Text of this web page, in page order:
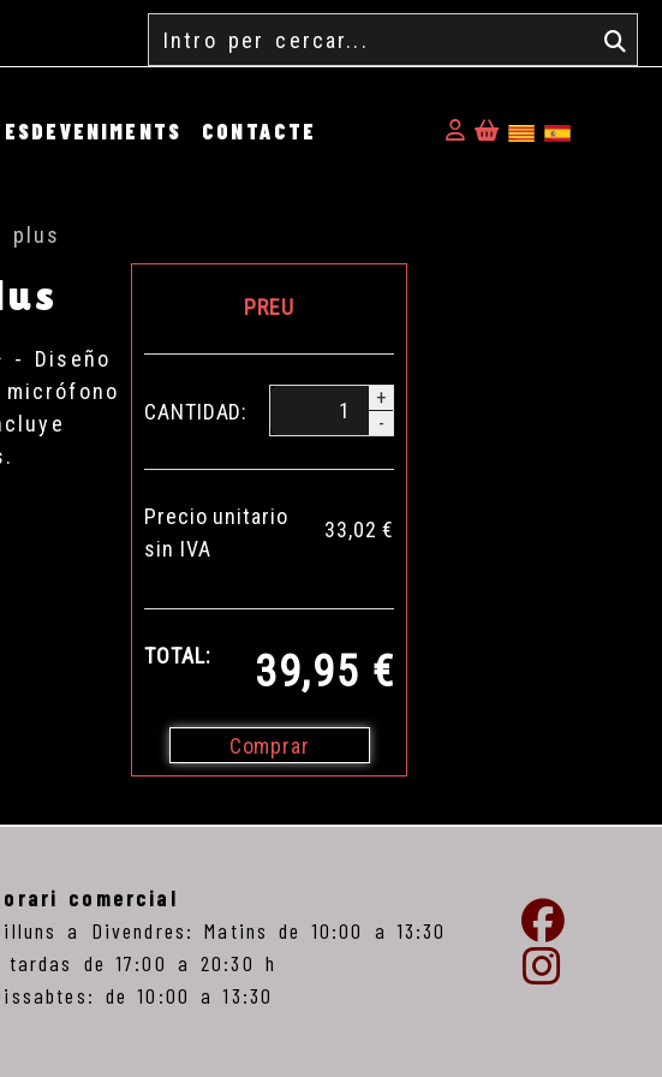
Cercar
ESDEVENIMENTS CONTACTE Identifícat
plus
- Diseño
PREU
CANTIDAD:
+
-
Precio unitario
sin IVA
33,02 €
TOTAL: 39,95 €
Comprar
comercial
a Divendres: Matins de 10:00 a 13:30
de 17:00 a 20:30 h
de 10:00 a 13:30